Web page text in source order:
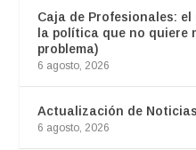
Caja de Profesionales:
la política que no quiere
problema)
6 agosto, 2026
Actualización de
6 agosto, 2026